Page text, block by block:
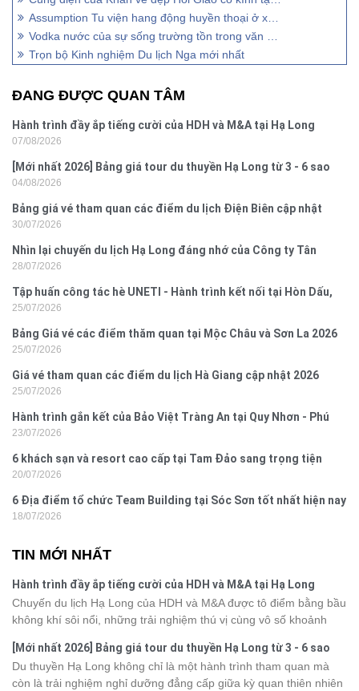
Assumption Tu viện hang động huyền thoại ở xứ sở Bach Dương
Vodka nước của sự sống trường tồn trong văn hoá Nga
Trọn bộ Kinh nghiệm Du lịch Nga mới nhất
ĐANG ĐƯỢC QUAN TÂM
Hành trình đầy ắp tiếng cười của HDH và M&A tại Hạ Long
07/08/2026
[Mới nhất 2026] Bảng giá tour du thuyền Hạ Long từ 3 - 6 sao
04/08/2026
Bảng giá vé tham quan các điểm du lịch Điện Biên cập nhật
2026
30/07/2026
Nhìn lại chuyến du lịch Hạ Long đáng nhớ của Công ty Tân
Hưng 2026
28/07/2026
Tập huấn công tác hè UNETI - Hành trình kết nối tại Hòn Dấu,
Đồ Sơn
25/07/2026
Bảng Giá vé các điểm thăm quan tại Mộc Châu và Sơn La 2026
25/07/2026
Giá vé tham quan các điểm du lịch Hà Giang cập nhật 2026
25/07/2026
Hành trình gắn kết của Bảo Việt Tràng An tại Quy Nhơn - Phú
Yên
23/07/2026
6 khách sạn và resort cao cấp tại Tam Đảo sang trọng tiện
nghi
20/07/2026
6 Địa điểm tổ chức Team Building tại Sóc Sơn tốt nhất hiện nay
18/07/2026
TIN MỚI NHẤT
Hành trình đầy ắp tiếng cười của HDH và M&A tại Hạ Long
Chuyến du lịch Hạ Long của HDH và M&A được tô điểm bằng bầu
không khí sôi nổi, những trải nghiệm thú vị cùng vô số khoảnh
phút giây đồng hành bên nhau, tất cả đã tạo nên một chuyến đi
tràn đầy cảm xúc và dấu ấn khó quên.
[Mới nhất 2026] Bảng giá tour du thuyền Hạ Long từ 3 - 6 sao
Du thuyền Hạ Long không chỉ là một hành trình tham quan mà
còn là trải nghiệm nghỉ dưỡng đẳng cấp giữa kỳ quan thiên nhiên